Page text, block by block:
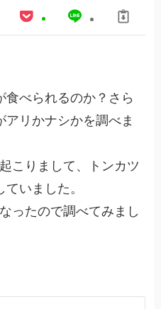
食べられるのか？さら
リかナシかを調べま
こりまして、トンカツ
いました。
ったので調べてみまし